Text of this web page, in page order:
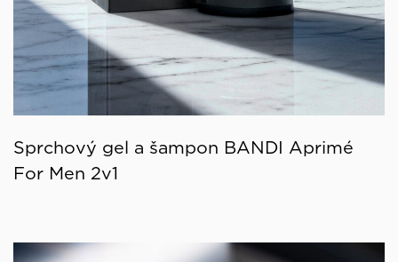
Sprchový gel a šampon BANDI Aprimé
For Men 2v1